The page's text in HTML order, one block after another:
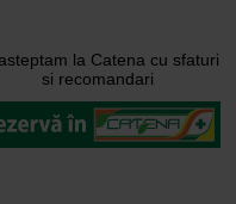
la Catena cu sfaturi
si recomandari